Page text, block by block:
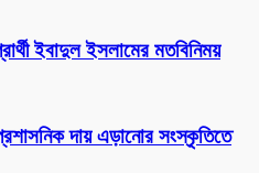
ইবাদুল ইসলামের মতবিনিময়
দায় এড়ানোর সংস্কৃতিতে